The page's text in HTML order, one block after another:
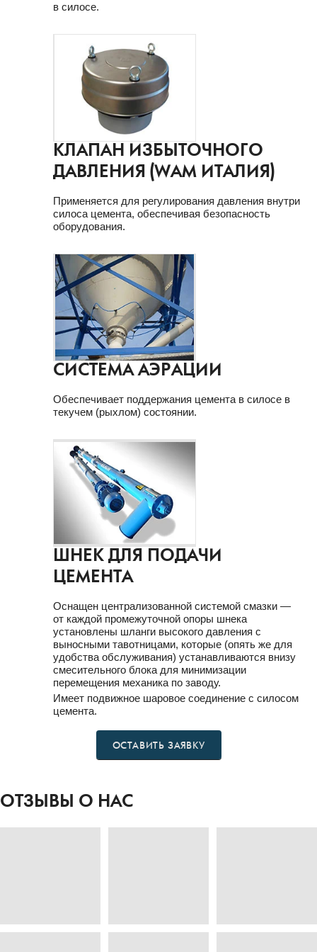
в силосе.
КЛАПАН ИЗБЫТОЧНОГО
ДАВЛЕНИЯ (WAM ИТАЛИЯ)
Применяется для регулирования давления внутри
силоса цемента, обеспечивая безопасность
оборудования.
СИСТЕМА АЭРАЦИИ
Обеспечивает поддержания цемента в силосе в
текучем (рыхлом) состоянии.
ШНЕК ДЛЯ ПОДАЧИ
ЦЕМЕНТА
Оснащен централизованной системой смазки —
от каждой промежуточной опоры шнека
установлены шланги высокого давления с
выносными тавотницами, которые (опять же для
удобства обслуживания) устанавливаются внизу
смесительного блока для минимизации
перемещения механика по заводу.
Имеет подвижное шаровое соединение с силосом
цемента.
ОСТАВИТЬ ЗАЯВКУ
ОТЗЫВЫ О НАС